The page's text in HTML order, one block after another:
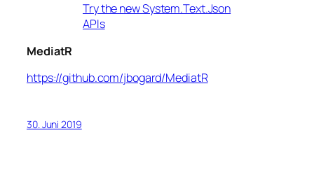
Try the new System.Text.Json
APIs
MediatR
https://github.com/jbogard/MediatR
30. Juni 2019